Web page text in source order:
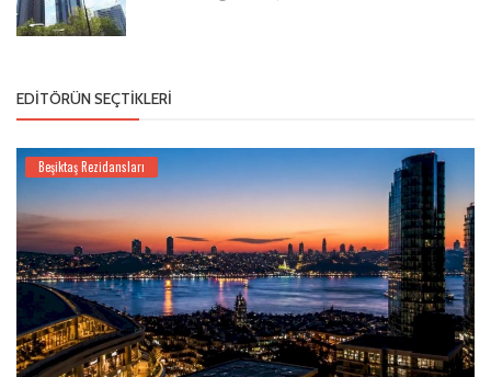
EDITÖRÜN SEÇTIKLERI
Beşiktaş Rezidansları